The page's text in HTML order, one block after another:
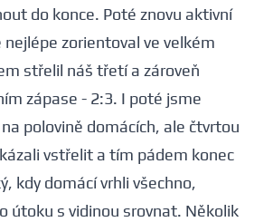
do konce. Poté znovu aktivní
nejlépe zorientoval ve velkém
střelil náš třetí a zároveň
zápase - 2:3. I poté jsme
polovině domácích, ale čtvrtou
vstřelit a tím pádem konec
kdy domácí vrhli všechno,
útoku s vidinou srovnat. Několik